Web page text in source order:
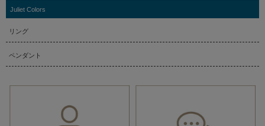
Juliet Colors
リング
ペンダント